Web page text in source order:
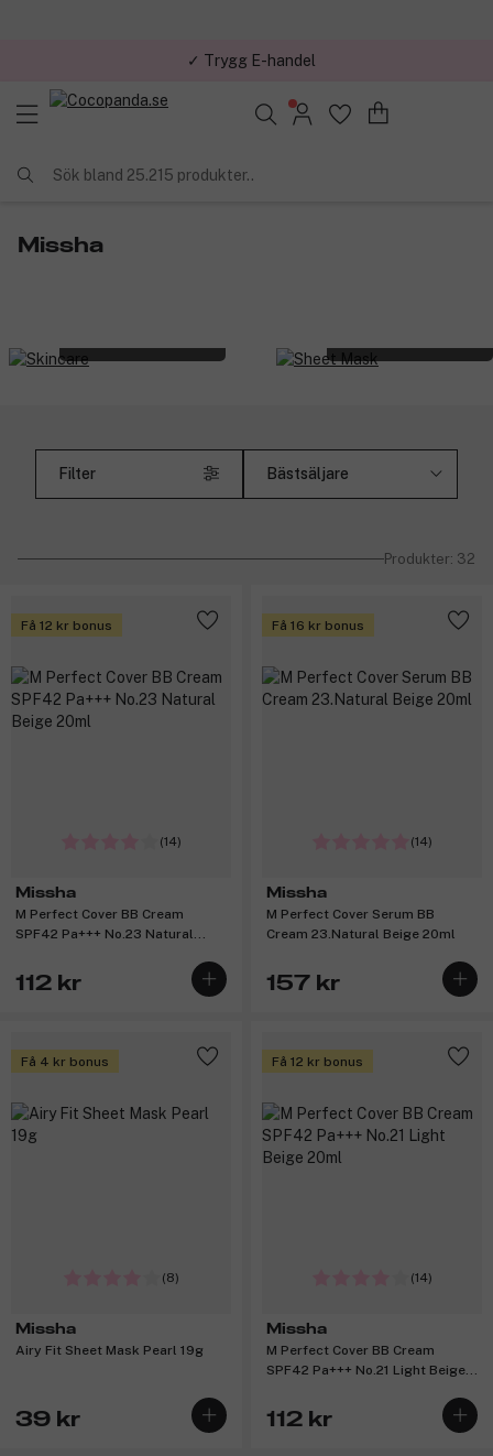
✓ Trygg E-handel
Sök bland 25.215 produkter..
Missha
Filter
Produkter: 32
Få 12 kr bonus
(14)
Missha
M Perfect Cover BB Cream
SPF42 Pa+++ No.23 Natural
112 kr
Få 16 kr bonus
(14)
Missha
M Perfect Cover Serum BB
Cream 23.Natural Beige 20ml
157 kr
Få 4 kr bonus
(8)
Missha
Airy Fit Sheet Mask Pearl 19g
39 kr
Få 12 kr bonus
(14)
Missha
M Perfect Cover BB Cream
SPF42 Pa+++ No.21 Light Beige
112 kr